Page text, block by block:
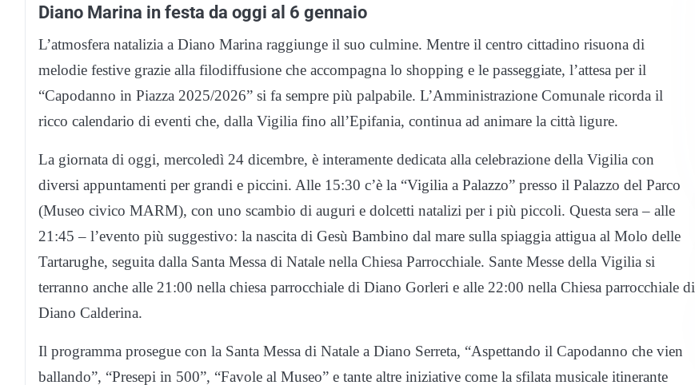
Diano Marina in festa da oggi al 6 gennaio
L’atmosfera natalizia a Diano Marina raggiunge il suo culmine. Mentre il centro cittadino risuona di
melodie festive grazie alla filodiffusione che accompagna lo shopping e le passeggiate, l’attesa per il
“Capodanno in Piazza 2025/2026” si fa sempre più palpabile. L’Amministrazione Comunale ricorda il
ricco calendario di eventi che, dalla Vigilia fino all’Epifania, continua ad animare la città ligure.
La giornata di oggi, mercoledì 24 dicembre, è interamente dedicata alla celebrazione della Vigilia con
diversi appuntamenti per grandi e piccini. Alle 15:30 c’è la “Vigilia a Palazzo” presso il Palazzo del Parco
(Museo civico MARM), con uno scambio di auguri e dolcetti natalizi per i più piccoli. Questa sera – alle
21:45 – l’evento più suggestivo: la nascita di Gesù Bambino dal mare sulla spiaggia attigua al Molo delle
Tartarughe, seguita dalla Santa Messa di Natale nella Chiesa Parrocchiale. Sante Messe della Vigilia si
terranno anche alle 21:00 nella chiesa parrocchiale di Diano Gorleri e alle 22:00 nella Chiesa parrocchiale di
Diano Calderina.
Il programma prosegue con la Santa Messa di Natale a Diano Serreta, “Aspettando il Capodanno che vien
ballando”, “Presepi in 500”, “Favole al Museo” e tante altre iniziative come la sfilata musicale itinerante